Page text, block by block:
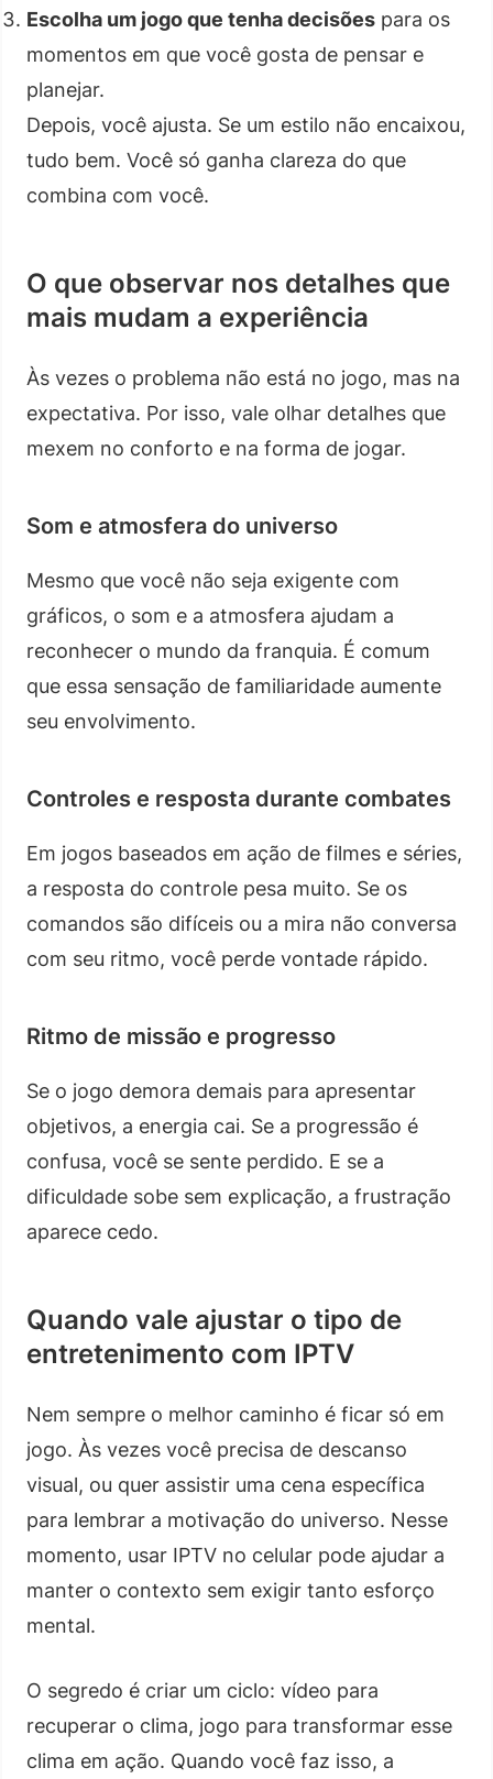
Escolha um jogo que tenha decisões para os
momentos em que você gosta de pensar e
planejar.
Depois, você ajusta. Se um estilo não encaixou,
tudo bem. Você só ganha clareza do que
combina com você.
O que observar nos detalhes que
mais mudam a experiência
Às vezes o problema não está no jogo, mas na
expectativa. Por isso, vale olhar detalhes que
mexem no conforto e na forma de jogar.
Som e atmosfera do universo
Mesmo que você não seja exigente com
gráficos, o som e a atmosfera ajudam a
reconhecer o mundo da franquia. É comum
que essa sensação de familiaridade aumente
seu envolvimento.
Controles e resposta durante combates
Em jogos baseados em ação de filmes e séries,
a resposta do controle pesa muito. Se os
comandos são difíceis ou a mira não conversa
com seu ritmo, você perde vontade rápido.
Ritmo de missão e progresso
Se o jogo demora demais para apresentar
objetivos, a energia cai. Se a progressão é
confusa, você se sente perdido. E se a
dificuldade sobe sem explicação, a frustração
aparece cedo.
Quando vale ajustar o tipo de
entretenimento com IPTV
Nem sempre o melhor caminho é ficar só em
jogo. Às vezes você precisa de descanso
visual, ou quer assistir uma cena específica
para lembrar a motivação do universo. Nesse
momento, usar IPTV no celular pode ajudar a
manter o contexto sem exigir tanto esforço
mental.
O segredo é criar um ciclo: vídeo para
recuperar o clima, jogo para transformar esse
clima em ação. Quando você faz isso, a